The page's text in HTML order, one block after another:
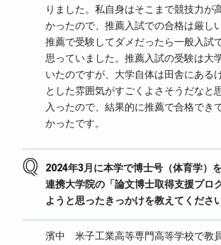
りました。私自身はそこまで競技力が
かったので、推薦入試での合格は厳し
推薦で受験してダメだったら一般入試
思っていました。推薦入試の受験は大
いたのですが、大学自体は田舎にある
とした雰囲気がすごくよさそうだなと
入ったので、結果的に推薦で合格でき
かったです。
2024年3月に本学で博士号（体育学）
連携大学院の「論文博士取得支援プロ
ようと思ったきっかけを教えてください
濱中 米子工業高等専門高等学校で教